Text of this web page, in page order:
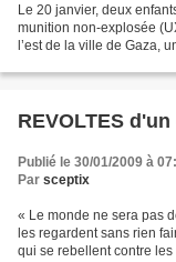
Le 20 janvier, deux
munition non-explosée
l’est de la ville de Gaza,
REVOLTES
Publié le 30/01/2009 à
Par sceptix
« Le monde ne sera pas
les regardent sans rien
qui se rebellent contre